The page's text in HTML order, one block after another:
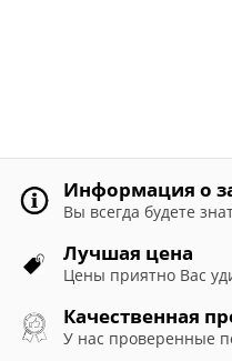
Информация о
Вы всегда будете
Лучшая цена
Цены приятно Вас
Качественная
У нас проверенные